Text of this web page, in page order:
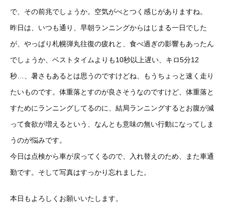
で、その前兆でしょうか。空気がべとつく感じがありますね。
昨日は、いつも通り、早朝ランニングからはじまる一日でした
が、やっぱり札幌弾丸往復の疲れと、食べ過ぎの影響もあったん
でしょうか、ベストタイムよりも10秒以上遅い、キロ5分12
秒…、暑さもあるとは思うのですけどね、もうちょっと速く走り
たいものです。体重落とすのが良さそうなのですけど、体重落と
すためにランニングしてるのに、結局ランニングするとお腹が減
って食欲が増えるという、なんとも意味の無い行動になってしま
うのが悩みです。
今日は点検から車が戻ってくるので、入れ替えのため、また車通
勤です。そして写真はすっかり忘れました。
本日もよろしくお願いいたします。